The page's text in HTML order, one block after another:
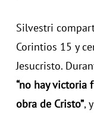
Silvestri
Corintios 15 y
Jesucristo.
“no hay victoria
obra de Cristo”,